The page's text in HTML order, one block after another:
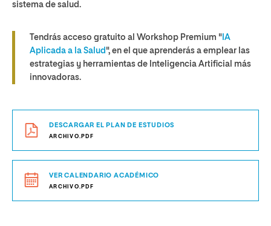
sistema de salud.
Tendrás acceso gratuito al Workshop Premium " IA
Aplicada a la Salud ", en el que aprenderás a emplear las
estrategias y herramientas de Inteligencia Artificial más
innovadoras.
DESCARGAR EL PLAN DE ESTUDIOS
ARCHIVO.PDF
VER CALENDARIO ACADÉMICO
ARCHIVO.PDF